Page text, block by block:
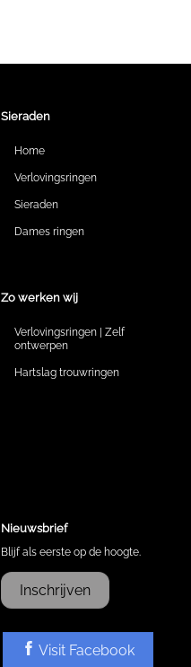
Sieraden
Home
Verlovingsringen
Sieraden
Dames ringen
Zo werken wij
Verlovingsringen | Zelf
ontwerpen
Hartslag trouwringen
Nieuwsbrief
Blijf als eerste op de hoogte.
Inschrijven
Visit Facebook